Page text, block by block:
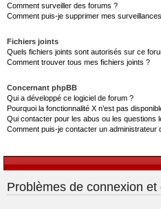
Comment surveiller des forums ?
Comment puis-je supprimer mes
Fichiers joints
Quels fichiers joints sont autorisés sur ce
Comment trouver tous mes fichiers joints ?
Concernant phpBB
Qui a développé ce logiciel de forum ?
Pourquoi la fonctionnalité X n’est pas
Qui contacter pour les abus ou les questions
Comment puis-je contacter un administrateur
Problèmes de connexion et